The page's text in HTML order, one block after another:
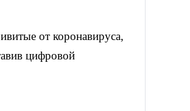
от коронавируса,
цифровой